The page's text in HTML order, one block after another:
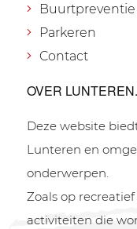
Buurtpreventie
Parkeren
Contact
OVER
Deze website
Lunteren en
onderwerpen.
Zoals op
activiteiten die